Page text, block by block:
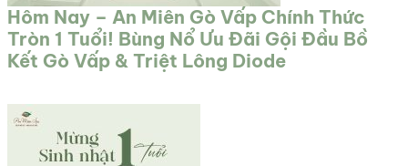
Hôm Nay – An Miên Gò Vấp Chính Thức
Tròn 1 Tuổi! Bùng Nổ Ưu Đãi Gội Đầu Bồ
Kết Gò Vấp & Triệt Lông Diode